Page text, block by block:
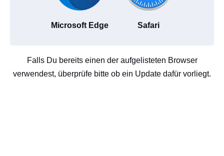
Microsoft Edge Safari
Falls Du bereits einen der aufgelisteten Browser
verwendest, überprüfe bitte ob ein Update dafür vorliegt.